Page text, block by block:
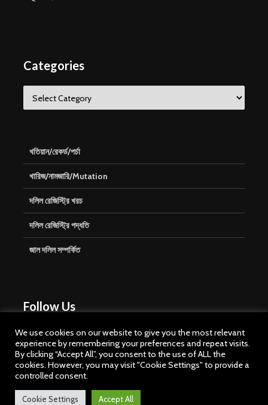
Categories
খতিয়ান/রেকর্ড/পর্চা
খারিজ/নামজারি/Mutation
দলিল রেজিস্ট্রি খরচ
দলিল রেজিস্ট্রি পদ্ধতি
জাল দলিল সম্পর্কিত
Follow Us
Copyright © 2026. Created by
We use cookies on our website to give you the most relevant
experience by remembering your preferences and repeat visits.
By clicking “Accept All”, you consent to the use of ALL the
cookies. However, you may visit "Cookie Settings" to provide a
controlled consent.
Cookie Settings Accept All